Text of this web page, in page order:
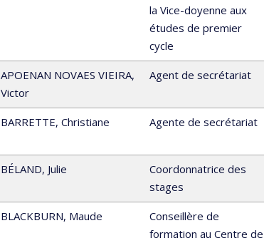
la Vice-doyenne aux
études de premier
cycle
APOENAN NOVAES VIEIRA,
Victor
Agent de secrétariat
BARRETTE, Christiane
Agente de secrétariat
BÉLAND, Julie
Coordonnatrice des
stages
BLACKBURN, Maude
Conseillère de
formation au Centre de